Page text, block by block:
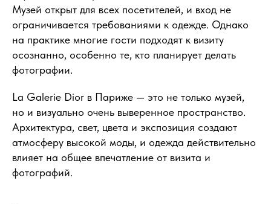
Музей открыт для всех посетителей, и вход не
ограничивается требованиями к одежде. Однако
на практике многие гости подходят к визиту
осознанно, особенно те, кто планирует делать
фотографии.
La Galerie Dior в Париже — это не только музей,
но и визуально очень выверенное пространство.
Архитектура, свет, цвета и экспозиция создают
атмосферу высокой моды, и одежда действительно
влияет на общее впечатление от визита и
фотографий.